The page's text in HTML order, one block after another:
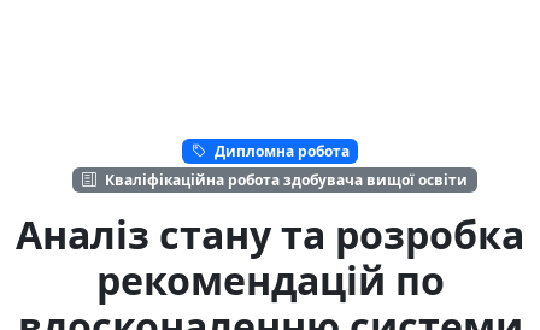
Дипломна робота
Кваліфікаційна робота здобувача вищої освіти
Аналіз стану та розробка
рекомендацій по